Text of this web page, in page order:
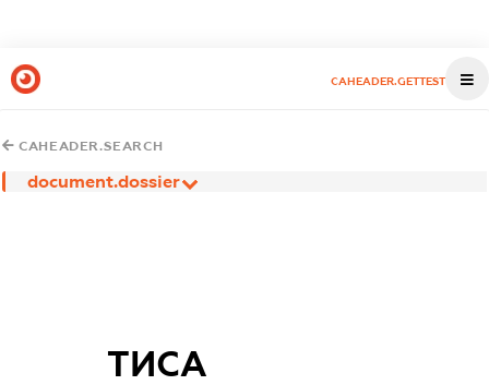
CAHEADER.GETTEST
CAHEADER.SEARCH
document.dossier
ТИСА